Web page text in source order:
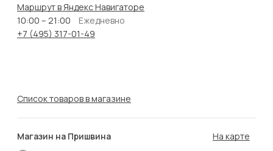
Маршрут в Яндекс Навигаторе
10:00 – 21:00
Ежедневно
+7 (495) 317-01-49
Список товаров в магазине
Магазин на Пришвина
На карте